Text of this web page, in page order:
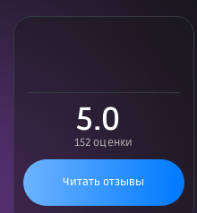
5.0
152 оценки
Читать отзывы